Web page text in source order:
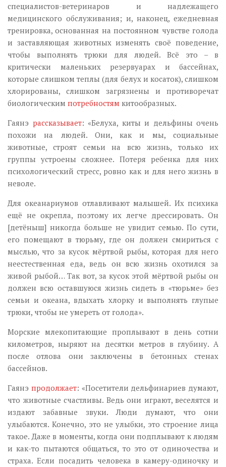
специалистов-ветеринаров и надлежащего
медицинского обслуживания; и, наконец, ежедневная
тренировка, основанная на постоянном чувстве голода
и заставляющая животных изменять своё поведение,
чтобы выполнять трюки для людей. Всё это – в
критически маленьких резервуарах и бассейнах,
которые слишком теплы (для белух и косаток), слишком
хлорированы, слишком загрязнены и противоречат
биологическим потребностям китообразных.
Гаянэ рассказывает: «Белуха, киты и дельфины очень
похожи на людей. Они, как и мы, социальные
животные, строят семьи на всю жизнь, только их
группы устроены сложнее. Потеря ребенка для них
психологический стресс, ровно как и для него жизнь в
неволе.
Для океанариумов отлавливают малышей. Их психика
ещё не окрепла, поэтому их легче дрессировать. Он
[детёныш] никогда больше не увидит семью. По сути,
его помещают в тюрьму, где он должен смириться с
мыслью, что за кусок мёртвой рыбы, которая для него
неестественная еда, ведь он всю жизнь охотился за
живой рыбой… Так вот, за кусок этой мёртвой рыбы он
должен всю оставшуюся жизнь сидеть в «тюрьме» без
семьи и океана, вдыхать хлорку и выполнять глупые
трюки, чтобы не умереть от голода».
Морские млекопитающие проплывают в день сотни
километров, ныряют на десятки метров в глубину. А
после отлова они заключены в бетонных стенах
бассейнов.
Гаянэ продолжает: «Посетители дельфинариев думают,
что животные счастливы. Ведь они играют, веселятся и
издают забавные звуки. Люди думают, что они
улыбаются. Конечно, это не улыбки, это строение лица
такое. Даже в моменты, когда они подплывают к людям
и как-то пытаются общаться, то это от одиночества и
страха. Если посадить человека в камеру-одиночку и